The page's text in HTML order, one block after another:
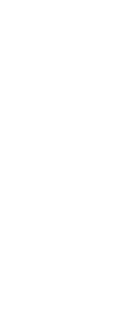
One lesson
obedience of
who are on
here couldnt
convince the